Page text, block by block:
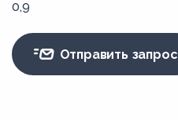
0,9
Отправить запрос